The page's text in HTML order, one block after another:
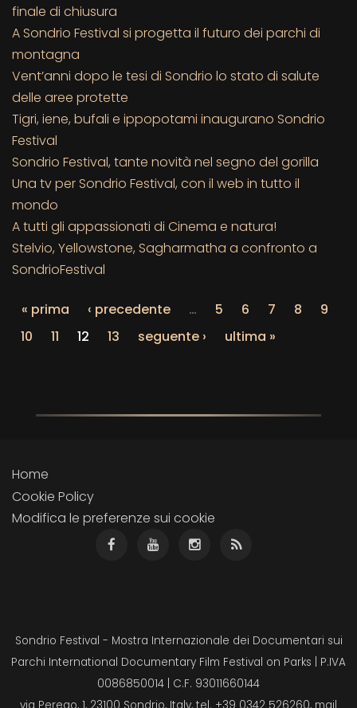
finale di chiusura
A Sondrio Festival si progetta il futuro dei parchi di
montagna
Vent’anni dopo le tesi di Sondrio lo stato di salute
delle aree protette
Tigri, iene, bufali e ippopotami inaugurano Sondrio
Festival
Sondrio Festival, tante novità nel segno del gorilla
Una tv per Sondrio Festival, con il web in tutto il
mondo
A tutti gli appassionati di Cinema e natura!
Stelvio, Yellowstone, Sagharmatha a confronto a
SondrioFestival
« prima ‹ precedente … 5 6 7 8
9
10
11 12 13 seguente › ultima »
Home
Cookie Policy
Modifica le preferenze sui cookie
Sondrio Festival - Mostra Internazionale dei Documentari sui
Parchi International Documentary Film Festival on Parks | P.IVA
0086850014 | C.F. 93011660144